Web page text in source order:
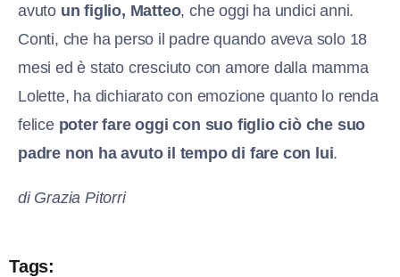
avuto un figlio, Matteo, che oggi ha undici anni.
Conti, che ha perso il padre quando aveva solo 18
mesi ed è stato cresciuto con amore dalla mamma
Lolette, ha dichiarato con emozione quanto lo renda
felice poter fare oggi con suo figlio ciò che suo
padre non ha avuto il tempo di fare con lui.
di Grazia Pitorri
Tags: